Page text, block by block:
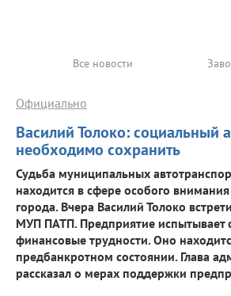
Все новости
Василий Толоко: социальный
необходимо сохранить
Официально
Судьба муниципальных
находится в сфере особого
города. Вчера Василий Толоко
МУП ПАТП. Предприятие испытывает
финансовые трудности. Оно
предбанкротном состоянии. Глава
рассказал о мерах поддержки